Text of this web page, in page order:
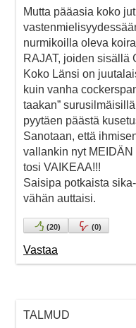
Mutta pääasia koko
nurmikoilla oleva
RAJAT, joiden sisällä
Koko Länsi on
kuin vanha
taakan”
pyytäen päästä
Sanotaan, että
vallankin nyt
tosi VAIKEAA!!!
Saisipa potkaista
vähän auttaisi.
(20) (0)
Vastaa
TALMUD